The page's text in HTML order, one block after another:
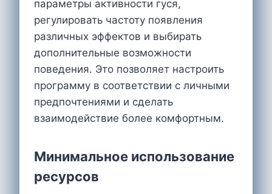
параметры активности гуся,
регулировать частоту появления
различных эффектов и выбирать
дополнительные возможности
поведения. Это позволяет настроить
программу в соответствии с личными
предпочтениями и сделать
взаимодействие более комфортным.
Минимальное использование
ресурсов